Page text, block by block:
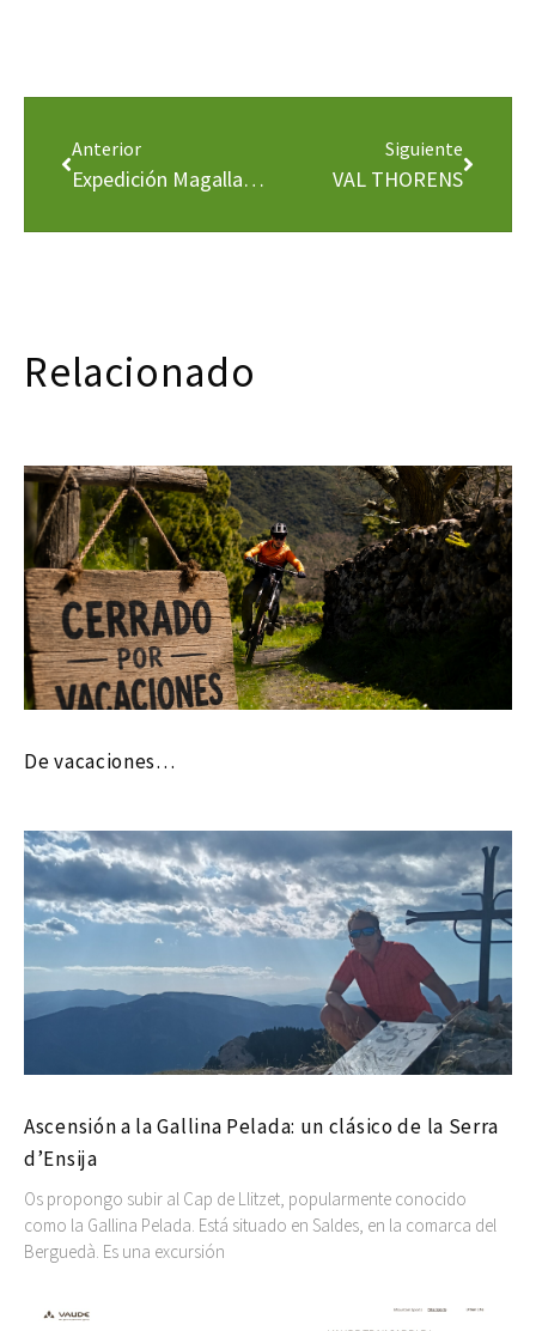
Anterior
Expedición Magallanes Elkano
Siguiente
VAL THORENS
Relacionado
De vacaciones…
Ascensión a la Gallina Pelada: un clásico de la Serra
d’Ensija
Os propongo subir al Cap de Llitzet, popularmente conocido
como la Gallina Pelada. Está situado en Saldes, en la comarca del
Berguedà. Es una excursión